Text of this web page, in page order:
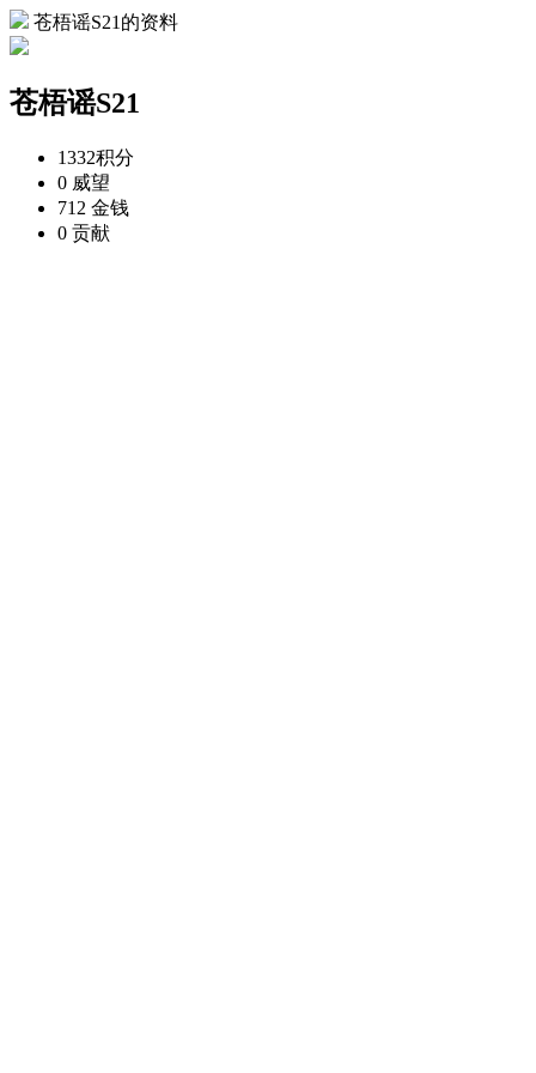
苍梧谣S21的资料
苍梧谣S21
1332积分
0 威望
712 金钱
0 贡献